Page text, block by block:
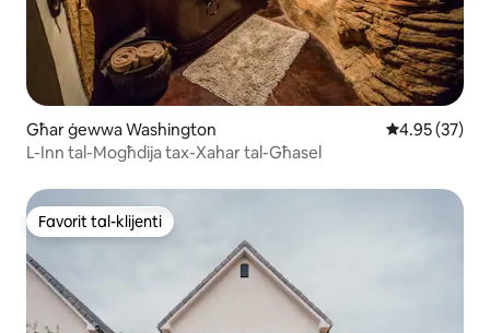
Għar ġewwa Washington Rating
4.95 (37)
L-Inn tal-Mogħdija tax-Xahar tal-Għasel
Favorit tal-klijenti
Favorit tal-klijenti